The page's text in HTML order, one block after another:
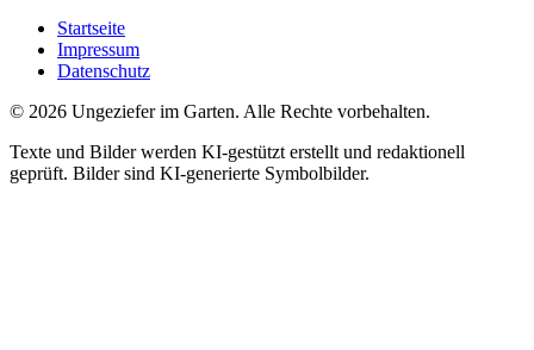
Startseite
Impressum
Datenschutz
© 2026 Ungeziefer im Garten. Alle Rechte vorbehalten.
Texte und Bilder werden KI-gestützt erstellt und redaktionell
geprüft. Bilder sind KI-generierte Symbolbilder.